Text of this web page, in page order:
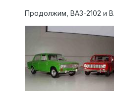
Продолжим, ВАЗ-2102 и